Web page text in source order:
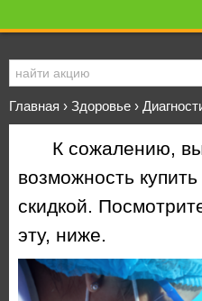
Главная › Здоровье ›
К сожалению,
возможность купить
скидкой.
эту, ниже.